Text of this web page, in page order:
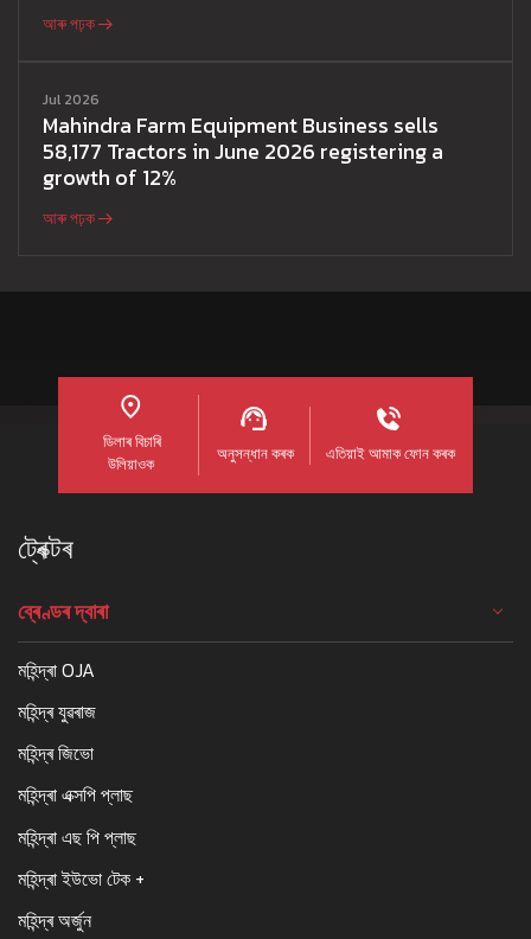
আৰু পঢ়ক
Jul 2026
Mahindra Farm Equipment Business sells
58,177 Tractors in June 2026 registering a
growth of 12%
আৰু পঢ়ক
ডিলাৰ বিচাৰি
উলিয়াওক
অনুসন্ধান কৰক এতিয়াই আমাক ফোন কৰক
ট্ৰেক্টৰ
ব্ৰেণ্ডৰ দ্বাৰা
মহিন্দ্ৰা OJA
মহিন্দ্ৰ যুৱৰাজ
মহিন্দ্ৰ জিভো
মহিন্দ্ৰা এক্সপি প্লাছ
মহিন্দ্ৰা এছ পি প্লাছ
মহিন্দ্ৰা ইউভো টেক +
মহিন্দ্ৰ অৰ্জুন